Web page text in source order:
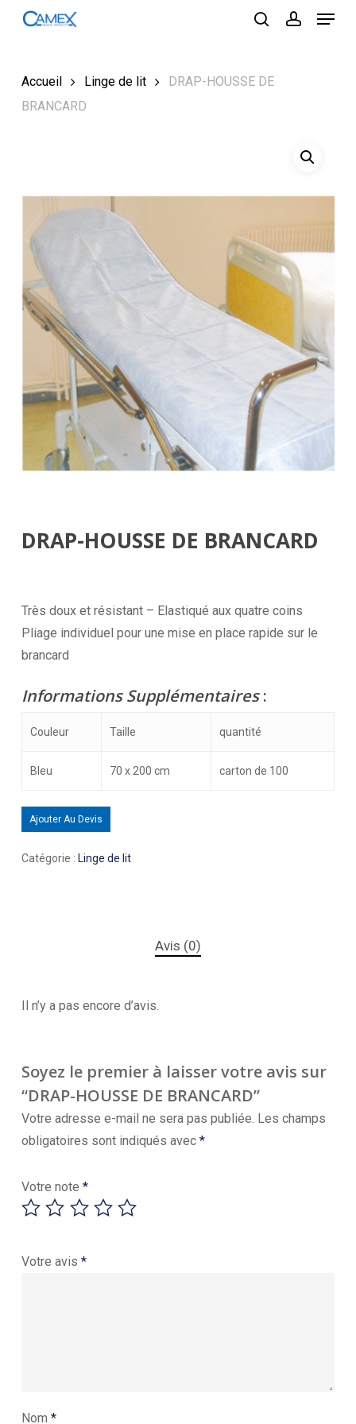
content
Menu
Accueil Linge de lit
DRAP-HOUSSE DE
BRANCARD
DRAP-HOUSSE DE BRANCARD
Très doux et résistant – Elastiqué aux quatre coins
Pliage individuel pour une mise en place rapide sur le
brancard
Informations Supplémentaires:
Couleur Taille quantité
Bleu 70 x 200 cm carton de 100
Ajouter Au Devis
Catégorie : Linge de lit
Avis (0)
Il n’y a pas encore d’avis.
Soyez le premier à laisser votre avis sur
“DRAP-HOUSSE DE BRANCARD”
Votre adresse e-mail ne sera pas publiée. Les champs
obligatoires sont indiqués avec *
Votre note *
Votre avis *
Nom *